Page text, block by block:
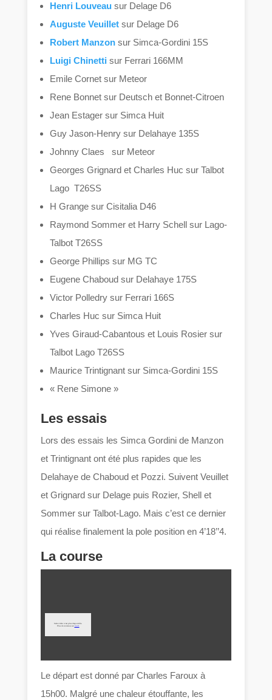
Henri Louveau sur Delage D6
Auguste Veuilletsur Delage D6
Robert Manzon sur Simca-Gordini 15S
Luigi Chinetti sur Ferrari 166MM
Emile Cornet sur Meteor
Rene Bonnet sur Deutsch et Bonnet-Citroen
Jean Estager sur Simca Huit
Guy Jason-Henry sur Delahaye 135S
Johnny Claes sur Meteor
Georges Grignard et Charles Huc sur Talbot
Lago T26SS
H Grange sur Cisitalia D46
Raymond Sommer et Harry Schell sur Lago-
Talbot T26SS
George Phillips sur MG TC
Eugene Chaboud sur Delahaye 175S
Victor Polledry sur Ferrari 166S
Charles Huc sur Simca Huit
Yves Giraud-Cabantous et Louis Rosier sur
Talbot Lago T26SS
Maurice Trintignant sur Simca-Gordini 15S
« Rene Simone »
Les essais
Lors des essais les Simca Gordini de Manzon
et Trintignant ont été plus rapides que les
Delahaye de Chaboud et Pozzi. Suivent Veuillet
et Grignard sur Delage puis Rozier, Shell et
Sommer sur Talbot-Lago. Mais c’est ce dernier
qui réalise finalement la pole position en 4’18’’4.
La course
Le départ est donné par Charles Faroux à
15h00. Malgré une chaleur étouffante, les